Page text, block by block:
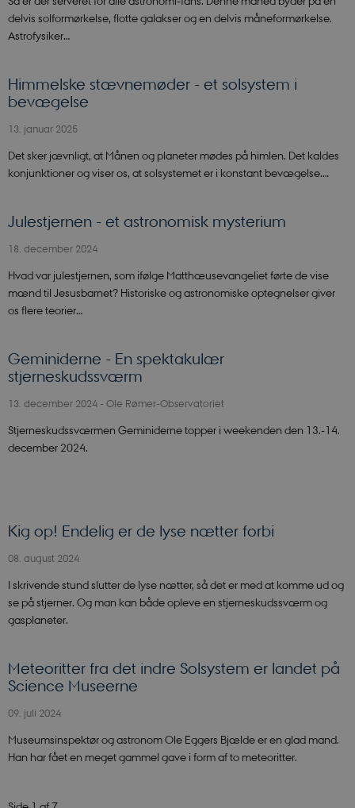
delvis solformørkelse, flotte galakser og en delvis måneformørkelse.
Astrofysiker…
Himmelske stævnemøder - et solsystem i
bevægelse
13. januar 2025
Det sker jævnligt, at Månen og planeter mødes på himlen. Det kaldes
konjunktioner og viser os, at solsystemet er i konstant bevægelse.…
Julestjernen - et astronomisk mysterium
18. december 2024
Hvad var julestjernen, som ifølge Matthæusevangeliet førte de vise
mænd til Jesusbarnet? Historiske og astronomiske optegnelser giver
os flere teorier…
Geminiderne - En spektakulær
stjerneskudssværm
13. december 2024 - Ole Rømer-Observatoriet
Stjerneskudssværmen Geminiderne topper i weekenden den 13.-14.
december 2024.
Kig op! Endelig er de lyse nætter forbi
08. august 2024
I skrivende stund slutter de lyse nætter, så det er med at komme ud og
se på stjerner. Og man kan både opleve en stjerneskudssværm og
gasplaneter.
Meteoritter fra det indre Solsystem er landet på
Science Museerne
09. juli 2024
Museumsinspektør og astronom Ole Eggers Bjælde er en glad mand.
Han har fået en meget gammel gave i form af to meteoritter.
Nødvendige Statistiske
Marketing
hjemmesiden brugbar ved at aktivere nogle
grundlæggende funktioner som navigation mm.
Hjemmesiden kan ikke fungerer uden disse cookies.
Navn
CookieScriptConsent
CookieScript
sciencemuseerne.dk